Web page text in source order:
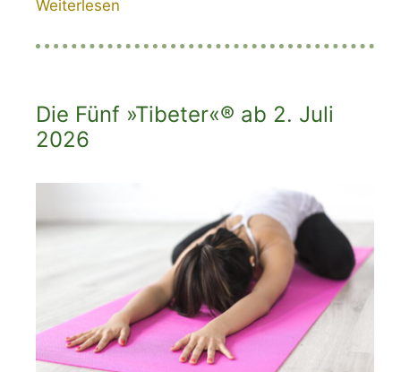
Weiterlesen
Die Fünf »Tibeter«® ab 2. Juli
2026